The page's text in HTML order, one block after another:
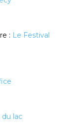
: Le Festival
du lac